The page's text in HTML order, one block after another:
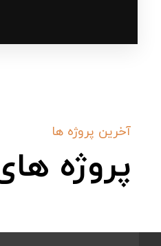
آخرین پروژه ها
پروژه